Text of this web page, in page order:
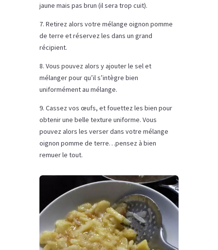
jaune mais pas brun (il sera trop cuit).
7. Retirez alors votre mélange oignon pomme
de terre et réservez les dans un grand
récipient.
8. Vous pouvez alors y ajouter le sel et
mélanger pour qu’il s’intègre bien
uniformément au mélange.
9. Cassez vos œufs, et fouettez les bien pour
obtenir une belle texture uniforme. Vous
pouvez alors les verser dans votre mélange
oignon pomme de terre…pensez à bien
remuer le tout.